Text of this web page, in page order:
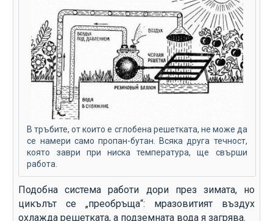
В тръбите, от които е сглобена решетката, не може да
се намери само пропан-бутан. Всяка друга течност,
която заври при ниска температура, ще свърши
работа.
Подобна система работи дори през зимата, но
цикълът се „преобръща“: мразовитият въздух
охлажда решетката, а подземната вода я загрява.